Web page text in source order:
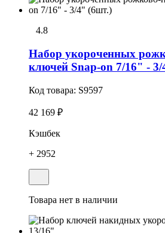
4.8
Набор укороченных
ключей Snap-on 7/16" -
Код товара: S9597
42 169 ₽
Кэшбек
+ 2952
Товара нет в наличии